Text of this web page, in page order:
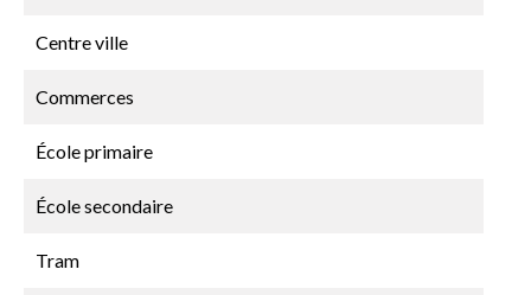
Centre ville
Commerces
École primaire
École secondaire
Tram